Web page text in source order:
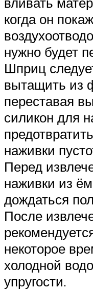
когда он
нужно будет
Шприц
вытащить из
переставая
силикон для
наживки
Перед
наживки из
дождаться
После
некоторое
холодной
упругости.